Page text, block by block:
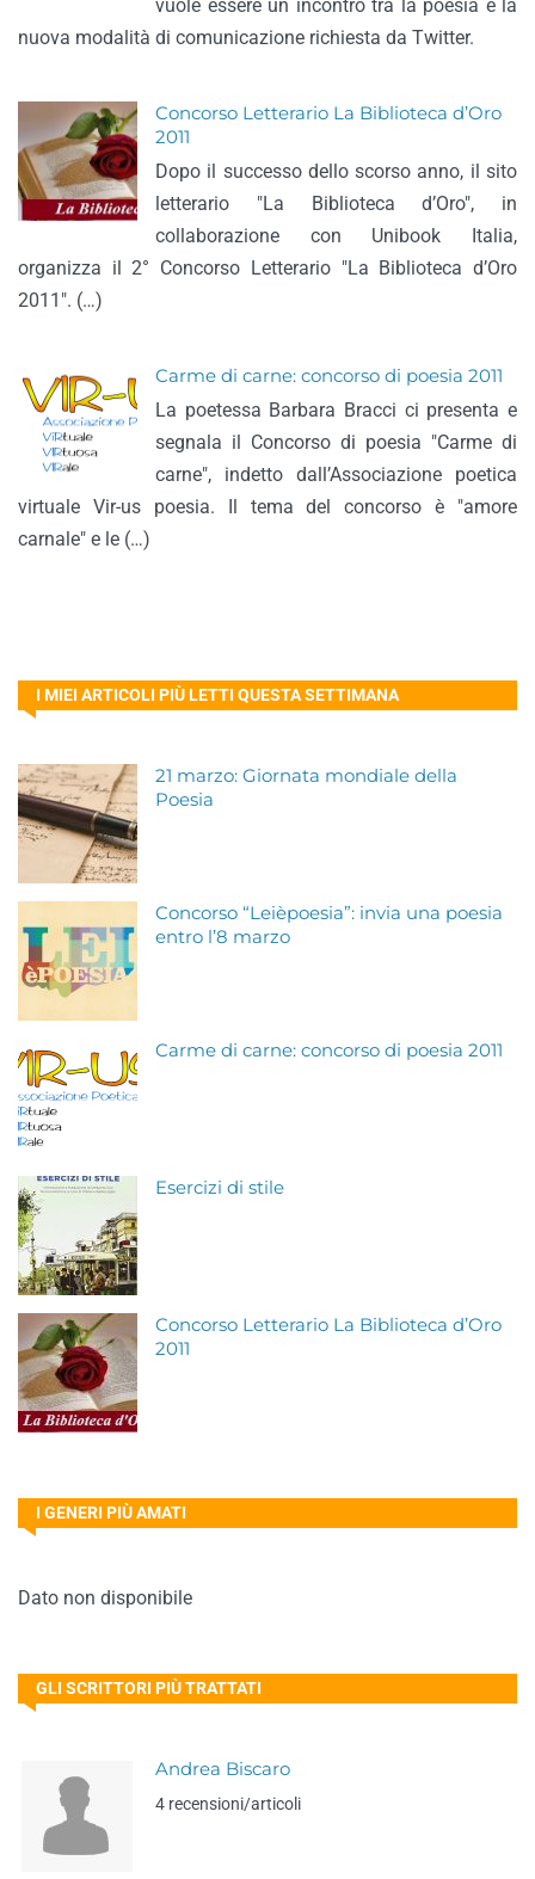
vuole essere un incontro tra la poesia e la
nuova modalità di comunicazione richiesta da Twitter.
Concorso Letterario La Biblioteca d’Oro
2011
Dopo il successo dello scorso anno, il sito
letterario "La Biblioteca d’Oro", in
collaborazione con Unibook Italia,
organizza il 2° Concorso Letterario "La Biblioteca d’Oro
2011". (…)
Carme di carne: concorso di poesia 2011
La poetessa Barbara Bracci ci presenta e
segnala il Concorso di poesia "Carme di
carne", indetto dall’Associazione poetica
virtuale Vir-us poesia. Il tema del concorso è "amore
carnale" e le (…)
I MIEI ARTICOLI PIÙ LETTI QUESTA SETTIMANA
21 marzo: Giornata mondiale della
Poesia
Concorso “Leièpoesia”: invia una poesia
entro l’8 marzo
Carme di carne: concorso di poesia 2011
Esercizi di stile
Concorso Letterario La Biblioteca d’Oro
2011
I GENERI PIÙ AMATI
Dato non disponibile
GLI SCRITTORI PIÙ TRATTATI
Andrea Biscaro
4 recensioni/articoli